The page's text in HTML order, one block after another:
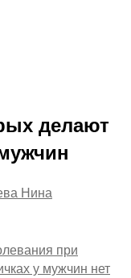
делают
Нина
при
у мужчин нет